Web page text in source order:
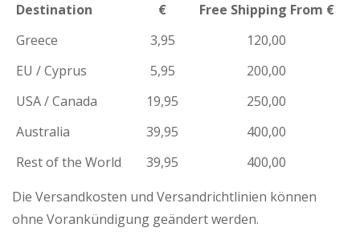
Destination €
Free Shipping From €
Greece
3,95
120,00
EU / Cyprus
5,95
200,00
USA / Canada
19,95
250,00
Australia
39,95
400,00
Rest of the World
39,95
400,00
Die Versandkosten und Versandrichtlinien können
ohne Vorankündigung geändert werden.